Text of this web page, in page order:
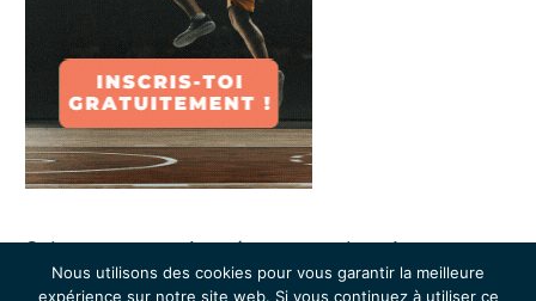
Suivez-nous sur les réseaux sociaux !
Nous utilisons des cookies pour vous garantir la meilleure
expérience sur notre site web. Si vous continuez à utiliser ce